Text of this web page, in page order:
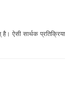
ऐसी सार्थक